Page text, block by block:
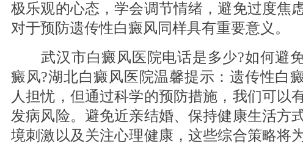
极乐观的心态，学会调节情绪，避免过度焦
对于预防遗传性白癜风同样具有重要意义。
武汉市白癜风医院电话是多少?如何避
癜风?湖北白癜风医院温馨提示：遗传性白
人担忧，但通过科学的预防措施，我们可以
发病风险。避免近亲结婚、保持健康生活方
境刺激以及关注心理健康，这些综合策略将